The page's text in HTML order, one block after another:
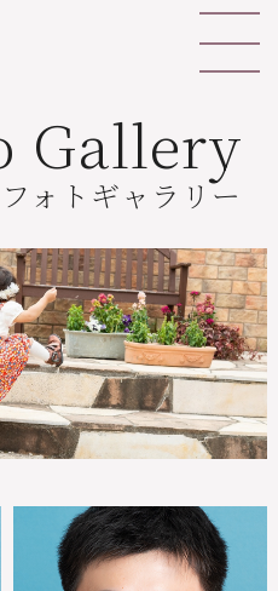
Gallery
フォトギャラリー